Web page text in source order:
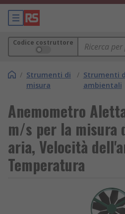
Codice costruttore
/ Strumenti di
misura
/ Strumenti
ambientali
Anemometro
m/s per la misura
aria, Velocità
Temperatura